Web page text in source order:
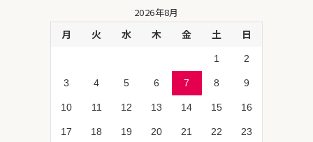
2026年8月
月 火 水 木 金 土 日
1 2
3 4 5 6 7 8 9
10 11 12 13 14 15 16
17 18 19 20 21 22 23